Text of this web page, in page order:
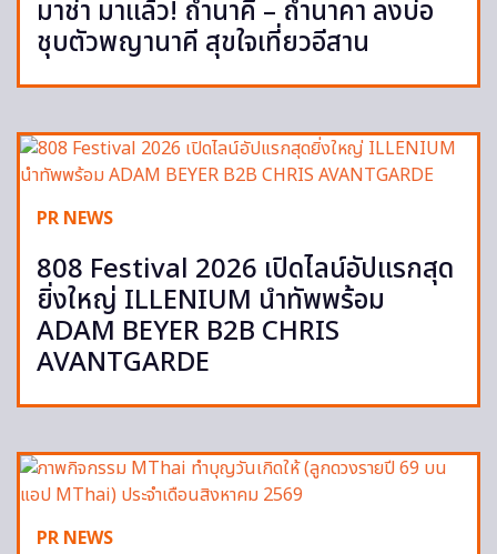
มาช่า มาแล้ว! ถ้ำนาคี – ถ้ำนาคา ลงบ่อ
ชุบตัวพญานาคี สุขใจเที่ยวอีสาน
PR NEWS
808 Festival 2026 เปิดไลน์อัปแรกสุด
ยิ่งใหญ่ ILLENIUM นำทัพพร้อม
ADAM BEYER B2B CHRIS
AVANTGARDE
PR NEWS